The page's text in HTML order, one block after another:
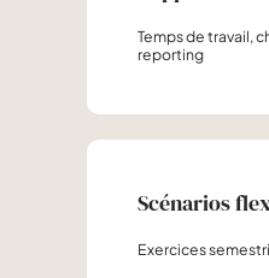
Temps de travail,
reporting
Scénarios
Exercices